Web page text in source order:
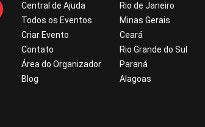
Central de Ajuda
Todos os Eventos
Criar Evento
Contato
Área do Organizador
Blog
Rio de Janeiro
Minas Gerais
Ceará
Rio Grande do Sul
Paraná
Alagoas